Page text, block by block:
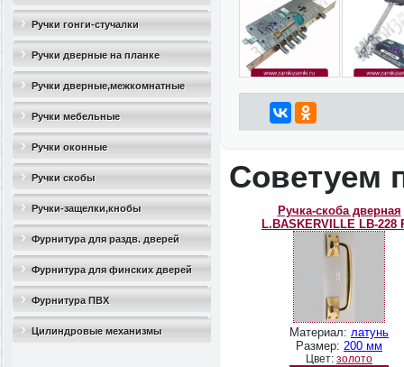
Ручки гонги-стучалки
Ручки дверные на планке
Ручки дверные,межкомнатные
Ручки мебельные
Ручки оконные
Ручки скобы
Ручки-защелки,кнобы
Фурнитура для раздв. дверей
Фурнитура для финских дверей
Фурнитура ПВХ
Цилиндровые механизмы
Советуем
Ручка-скоба дверная
L.BASKERVILLE LB-228
Материал: латунь
Размер: 200 мм
Цвет: золото